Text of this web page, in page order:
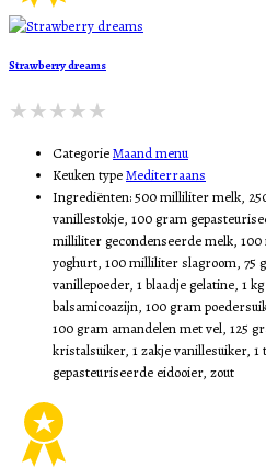
Strawberry dreams
CategorieMaand menu
Keuken typeMediterraans
Ingrediënten:500 milliliter melk,
vanillestokje, 100 gram
milliliter gecondenseerde melk,
yoghurt, 100 milliliter slagroom, 75
vanillepoeder, 1 blaadje gelatine, 1
balsamicoazijn, 100 gram
100 gram amandelen met vel, 125
kristalsuiker, 1 zakje vanillesuiker, 1
gepasteuriseerde eidooier, zout